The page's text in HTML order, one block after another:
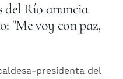
del Río anuncia
"Me voy con paz,
presidenta del